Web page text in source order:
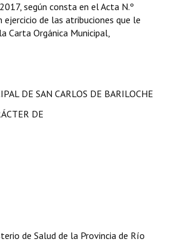
según consta en el Acta N.º
de las atribuciones que le
Carta Orgánica Municipal,
DE SAN CARLOS DE BARILOCHE
DE
de Salud de la Provincia de Río